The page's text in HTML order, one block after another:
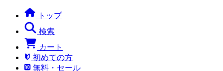
トップ
検索
カート
初めての方
無料・セール